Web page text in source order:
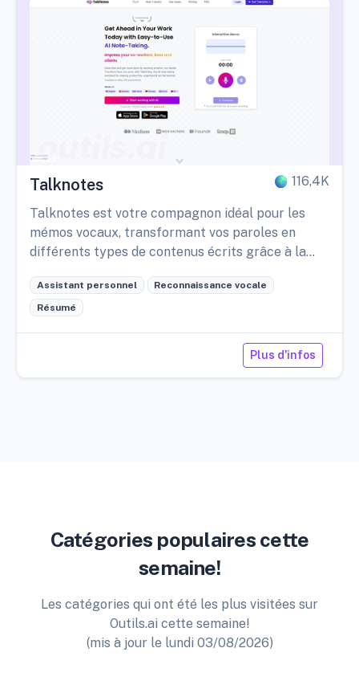
Talknotes 116,4K
Talknotes est votre compagnon idéal pour les
mémos vocaux, transformant vos paroles en
différents types de contenus écrits grâce à la
Assistant personnel Reconnaissance vocale
Résumé
Plus d'infos
Catégories populaires cette
semaine!
Les catégories qui ont été les plus visitées sur
Outils.ai cette semaine!
(mis à jour le lundi 03/08/2026)